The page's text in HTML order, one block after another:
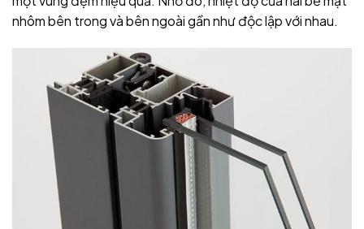
nhôm bên trong và bên ngoài gần như độc lập với nhau.